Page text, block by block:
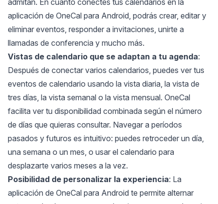
admitan. En cuanto conectes tus calendarios en la
aplicación de OneCal para Android, podrás crear, editar y
eliminar eventos, responder a invitaciones, unirte a
llamadas de conferencia y mucho más.
Vistas de calendario que se adaptan a tu agenda:
Después de conectar varios calendarios, puedes ver tus
eventos de calendario usando la vista diaria, la vista de
tres días, la vista semanal o la vista mensual. OneCal
facilita ver tu disponibilidad combinada según el número
de días que quieras consultar. Navegar a períodos
pasados y futuros es intuitivo: puedes retroceder un día,
una semana o un mes, o usar el calendario para
desplazarte varios meses a la vez.
Posibilidad de personalizar la experiencia: La
aplicación de OneCal para Android te permite alternar